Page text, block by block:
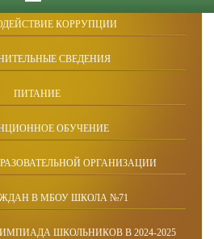
КОРРУПЦИИ
СВЕДЕНИЯ
ПИТАНИЕ
ОБУЧЕНИЕ
ОРГАНИЗАЦИИ
В МБОУ ШКОЛА №71
ШКОЛЬНИКОВ В 2024-2025